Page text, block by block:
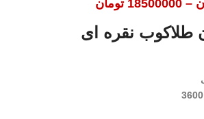
–
18500000 تومان
نقره ای